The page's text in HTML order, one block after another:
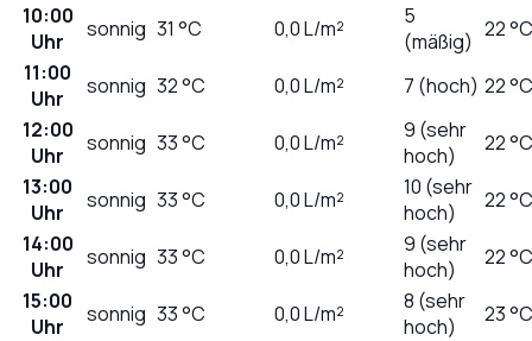
10:00
Uhr
sonnig 31 °C 0,0L/m²
5
(mäßig) 22 °C
11:00
Uhr
sonnig 32°C 0,0L/m² 7 (hoch) 22 °C
12:00
Uhr
sonnig 33°C 0,0L/m²
9 (sehr
hoch)
22 °C
13:00
Uhr
sonnig 33°C 0,0L/m²
10 (sehr
hoch)
22 °C
14:00
Uhr
sonnig 33°C 0,0L/m²
9 (sehr
hoch)
22 °C
15:00
Uhr
sonnig 33°C 0,0L/m²
8 (sehr
hoch)
23 °C